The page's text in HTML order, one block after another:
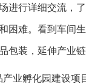
进行详细交流，
困难。看到车间
包装，延伸产业
业孵化园建设